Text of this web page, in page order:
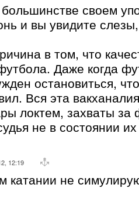
своем
и вы увидите
в том, что
Даже когда
остановиться,
Вся эта
локтем, захваты за
не в состоянии
12:19
катании не